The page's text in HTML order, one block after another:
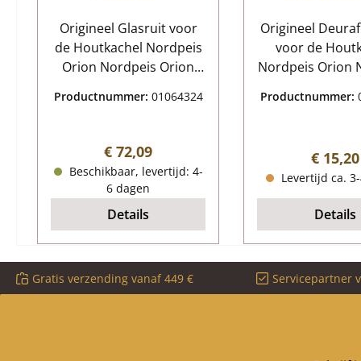
Origineel Glasruit voor
de Houtkachel Nordpeis
Orion Nordpeis Orion
glazen ruit, kachelglas
mm x 132 mm x 4 mm
Materiaal Glas
hittebestendig inclusief
afdichting
Productnummer: 01064324
Normale prijs:
€ 72,09
Beschikbaar, levertijd: 4-
6 dagen
Details
Origineel
voor de
Nordpeis Orion Nordpeis
Koordafdichting
85 cm 4x
50ml
Productnummer:
€ 15,20
Levertijd ca.
Details
Gratis verzending vanaf 449 € Servicepartner